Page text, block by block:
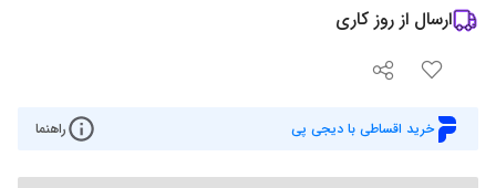
ارسال از روز کاری
خرید اقساطی با دیجی پی راهنما